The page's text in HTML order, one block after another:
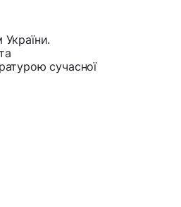
сучасної